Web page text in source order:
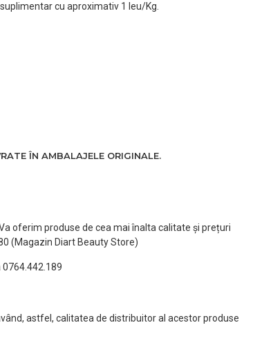
cu aproximativ 1 leu/Kg.
ÎN AMBALAJELE ORIGINALE.
oferim produse de cea mai înalta calitate și prețuri
(Magazin Diart Beauty Store)
astfel, calitatea de distribuitor al acestor produse